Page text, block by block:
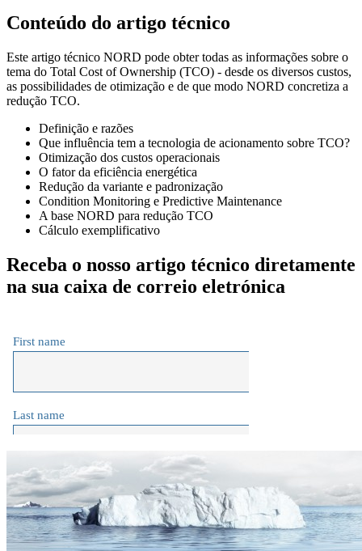
Conteúdo do artigo técnico
Este artigo técnico NORD pode obter todas as informações sobre o
tema do Total Cost of Ownership (TCO) - desde os diversos custos,
as possibilidades de otimização e de que modo NORD concretiza a
redução TCO.
Definição e razões
Que influência tem a tecnologia de acionamento sobre TCO?
Otimização dos custos operacionais
O fator da eficiência energética
Redução da variante e padronização
Condition Monitoring e Predictive Maintenance
A base NORD para redução TCO
Cálculo exemplificativo
Receba o nosso artigo técnico diretamente
na sua caixa de correio eletrónica